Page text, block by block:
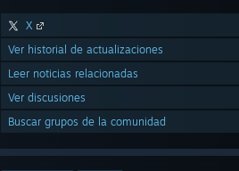
X
Ver historial de actualizaciones
Leer noticias relacionadas
Ver discusiones
Buscar grupos de la comunidad